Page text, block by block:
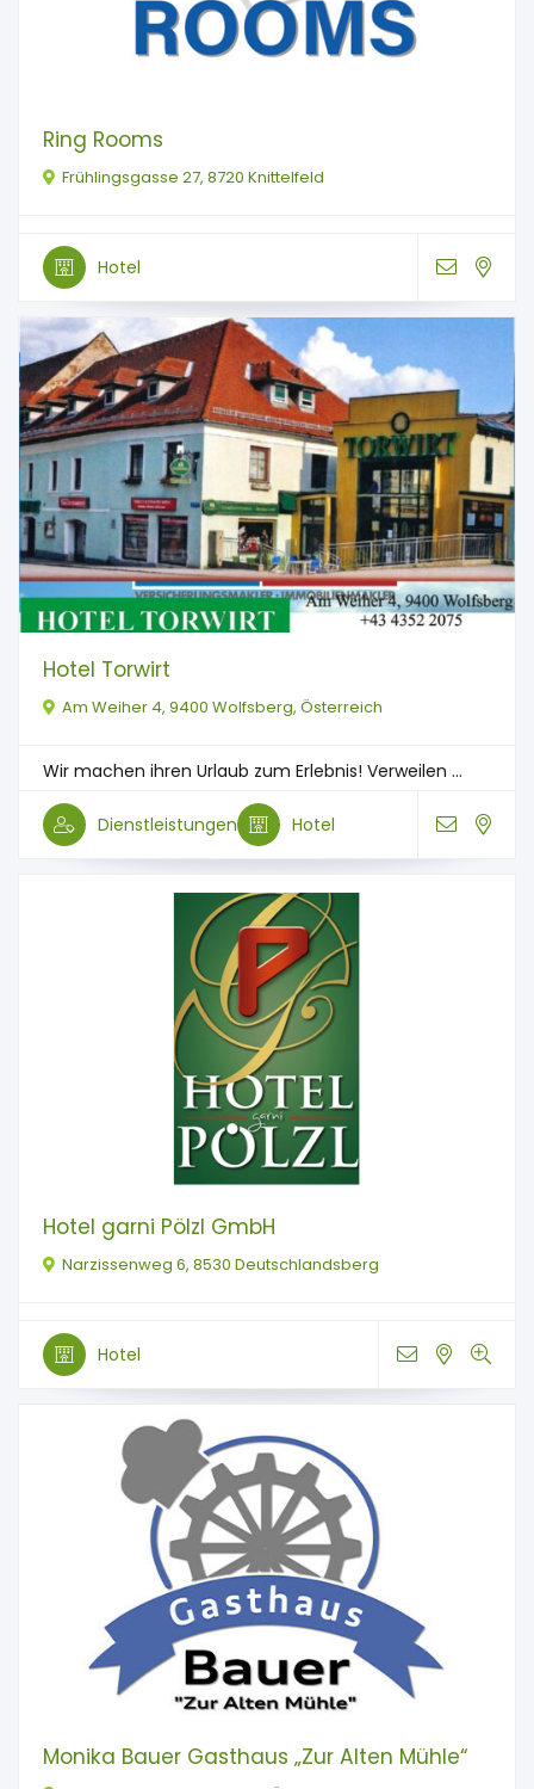
Ring Rooms
Frühlingsgasse 27, 8720 Knittelfeld
Hotel
Hotel Torwirt
Am Weiher 4, 9400 Wolfsberg, Österreich
Wir machen ihren Urlaub zum Erlebnis! Verweilen ...
Dienstleistungen Hotel
Hotel garni Pölzl GmbH
Narzissenweg 6, 8530 Deutschlandsberg
Hotel
Monika Bauer Gasthaus „Zur Alten Mühle“